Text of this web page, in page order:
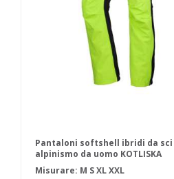
Pantaloni softshell ibridi da sci
alpinismo da uomo KOTLISKA
Misurare: M SXLXXL